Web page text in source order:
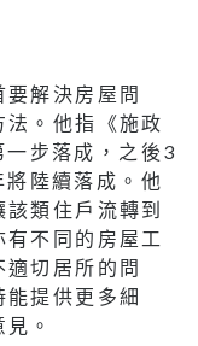
解決房屋問
。他指《施政
步落成，之後3
陸續落成。他
類住戶流轉到
不同的房屋工
切居所的問
提供更多細
。